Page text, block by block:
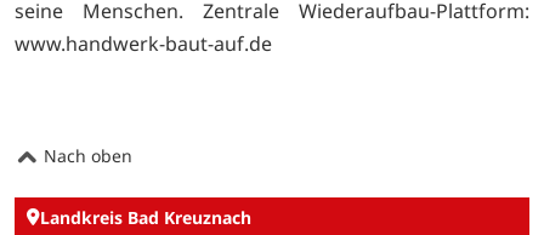
seine Menschen. Zentrale Wiederaufbau-Plattform:
www.handwerk-baut-auf.de
Nach oben
Landkreis Bad Kreuznach